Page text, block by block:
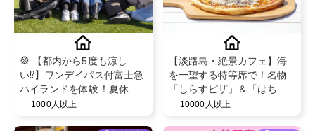
🎡 【都内から5度も涼し
い⁉】ワンデイパス付富士急
ハイランドを体験！夏休み
向け！ PRメンバー大募集🗻
1000人以上
【淡路島・絶景カフェ】海
を一望する特等席で！名物
「しらすピザ」＆「はちみ
つかけ放題ワッフル」特別
10000人以上